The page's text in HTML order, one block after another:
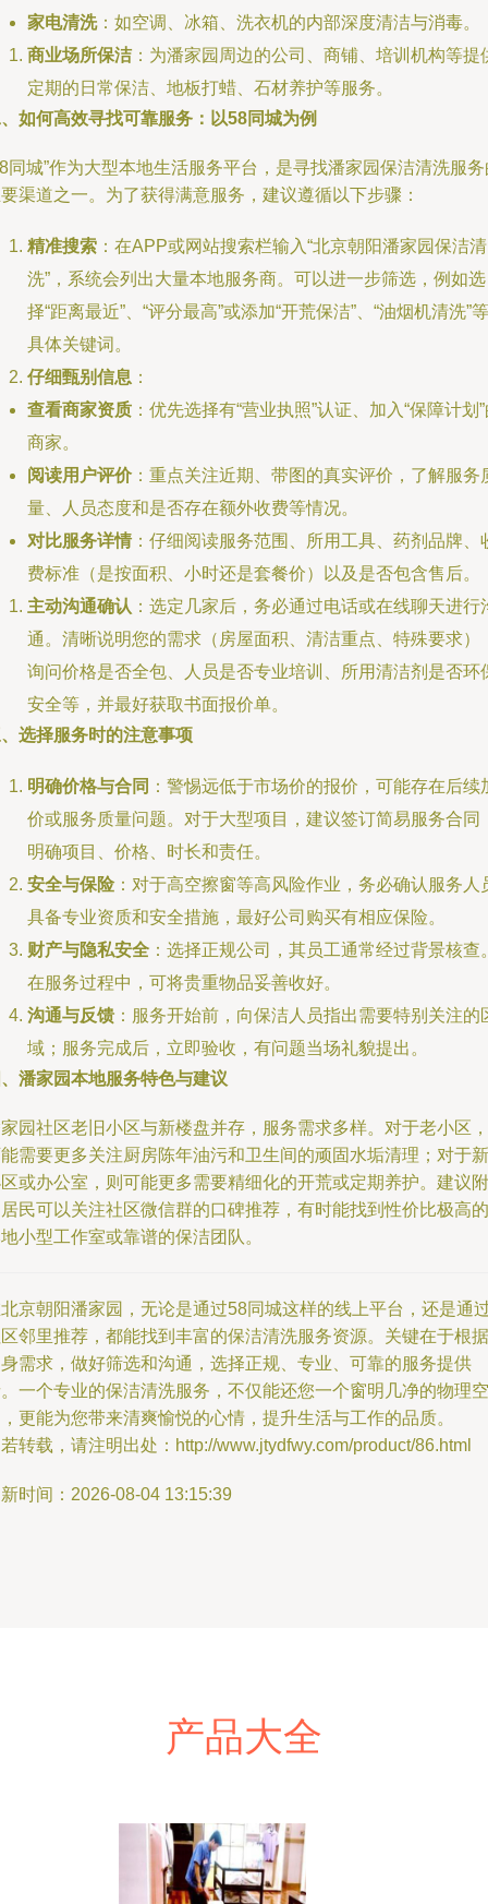
家电清洗：如空调、冰箱、洗衣机的内部深度清洁与消毒。
商业场所保洁：为潘家园周边的公司、商铺、培训机构等提
定期的日常保洁、地板打蜡、石材养护等服务。
如何高效寻找可靠服务：以58同城为例
同城”作为大型本地生活服务平台，是寻找潘家园保洁清洗服
渠道之一。为了获得满意服务，建议遵循以下步骤：
精准搜索 ：在APP或网站搜索栏输入“北京朝阳潘家园保洁清
洗”，系统会列出大量本地服务商。可以进一步筛选，例如选
择“距离最近”、“评分最高”或添加“开荒保洁”、“油烟机清洗”等
具体关键词。
仔细甄别信息 ：
查看商家资质 ：优先选择有“营业执照”认证、加入“保障计划
商家。
阅读用户评价：重点关注近期、带图的真实评价，了解服务
量、人员态度和是否存在额外收费等情况。
对比服务详情：仔细阅读服务范围、所用工具、药剂品牌、
费标准（是按面积、小时还是套餐价）以及是否包含售后。
主动沟通确认 ：选定几家后，务必通过电话或在线聊天进行
通。清晰说明您的需求（房屋面积、清洁重点、特殊要求）
询问价格是否全包、人员是否专业培训、所用清洁剂是否环
安全等，并最好获取书面报价单。
选择服务时的注意事项
明确价格与合同 ：警惕远低于市场价的报价，可能存在后续
价或服务质量问题。对于大型项目，建议签订简易服务合同
明确项目、价格、时长和责任。
安全与保险：对于高空擦窗等高风险作业，务必确认服务人
具备专业资质和安全措施，最好公司购买有相应保险。
财产与隐私安全 ：选择正规公司，其员工通常经过背景核查
在服务过程中，可将贵重物品妥善收好。
沟通与反馈 ：服务开始前，向保洁人员指出需要特别关注的
域；服务完成后，立即验收，有问题当场礼貌提出。
潘家园本地服务特色与建议
园社区老旧小区与新楼盘并存，服务需求多样。对于老小区，
需要更多关注厨房陈年油污和卫生间的顽固水垢清理；对于新
或办公室，则可能更多需要精细化的开荒或定期养护。建议附
民可以关注社区微信群的口碑推荐，有时能找到性价比极高的
小型工作室或靠谱的保洁团队。
京朝阳潘家园，无论是通过58同城这样的线上平台，还是通
邻里推荐，都能找到丰富的保洁清洗服务资源。关键在于根据
需求，做好筛选和沟通，选择正规、专业、可靠的服务提供
一个专业的保洁清洗服务，不仅能还您一个窗明几净的物理空
更能为您带来清爽愉悦的心情，提升生活与工作的品质。
转载，请注明出处：http://www.jtydfwy.com/product/86.html
时间：2026-08-04 13:15:39
产品大全